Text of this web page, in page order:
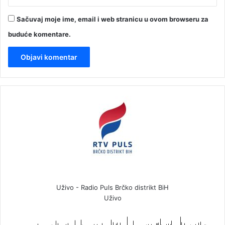
Sačuvaj moje ime, email i web stranicu u ovom browseru za
buduće komentare.
Uživo - Radio Puls Brčko distrikt BiH
Uživo